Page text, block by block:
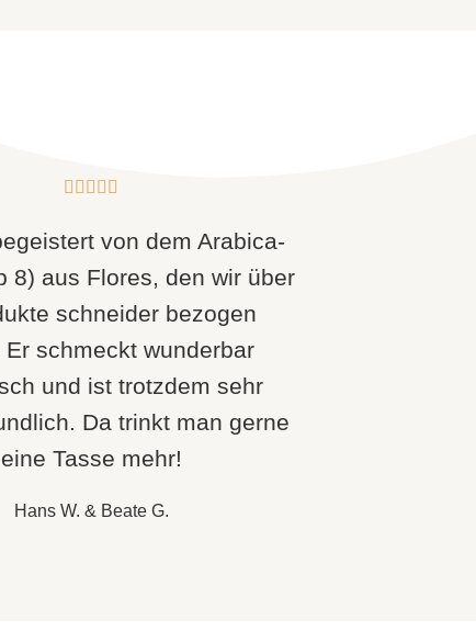
    
von dem Arabica-
8) aus Flores, den wir über
schneider bezogen
Er schmeckt wunderbar
und ist trotzdem sehr
Da trinkt man gerne
eine Tasse mehr!
Hans W. & Beate G.